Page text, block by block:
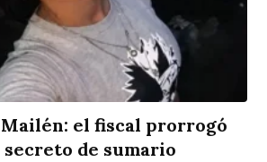
el fiscal prorrogó
secreto de sumario